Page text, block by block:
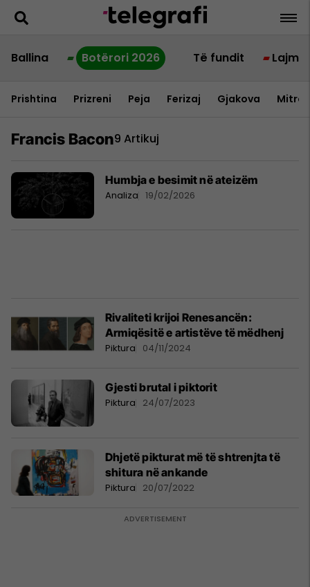
Ballina Botërori 2026 Të fundit Lajme
Prishtina Prizreni Peja Ferizaj Gjakova
Francis Bacon9 Artikuj
Humbja e besimit në ateizëm
Analiza 19/02/2026
Rivaliteti krijoi Renesancën:
Armiqësitë e artistëve të mëdhenj
Piktura 04/11/2024
Gjesti brutal i piktorit
Piktura 24/07/2023
Dhjetë pikturat më të shtrenjta të
shitura në ankande
Piktura 20/07/2022